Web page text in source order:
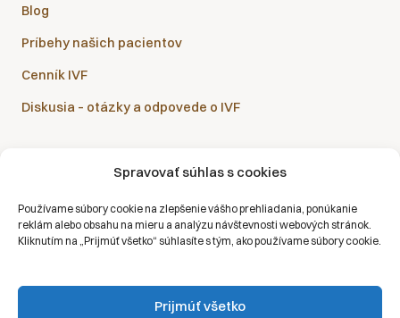
Spravovať súhlas s cookies
Používame súbory cookie na zlepšenie vášho prehliadania, ponúkanie
reklám alebo obsahu na mieru a analýzu návštevnosti webových stránok.
Kliknutím na „Prijmúť všetko“ súhlasíte s tým, ako používame súbory cookie.
Prijmúť všetko
Blog
Príbehy našich pacientov
Cenník IVF
Diskusia – otázky a odpovede o IVF
Sanatórium Helios je partnerom všetkých zdravotných
poisťovní: